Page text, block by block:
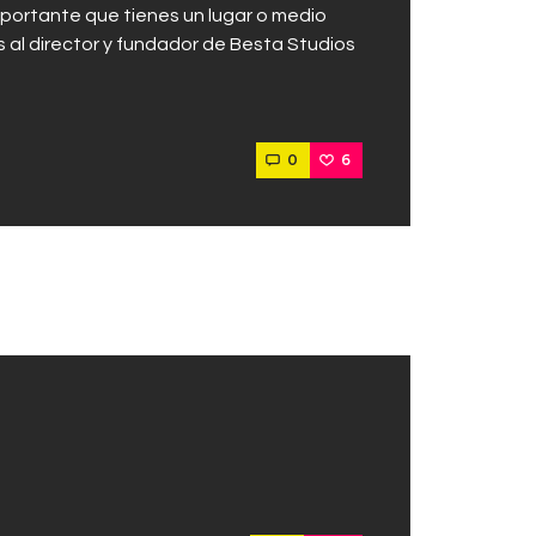
que tienes un lugar o medio
al director y fundador de Besta Studios
0 6